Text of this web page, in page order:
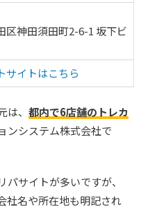
区神田須田町2-6-1 坂下ビ
サイトはこちら
、 都内で6店舗のトレカ
ンシステム株式会社で
サイトが多いですが、
社名や所在地も明記され